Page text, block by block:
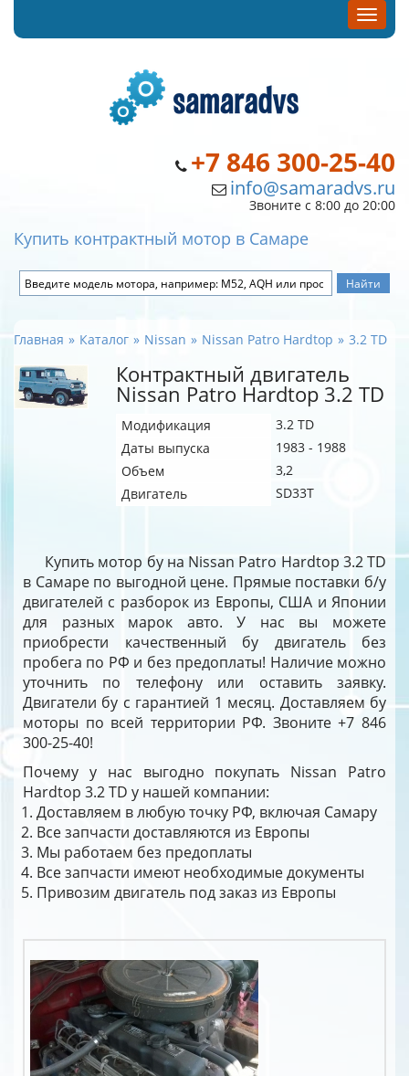
+7 846 300-25-40
info@samaradvs.ru
Звоните с 8:00 до 20:00
Купить контрактный мотор в Самаре
Главная Каталог Nissan Nissan Patro Hardtop 3.2 TD
Контрактный двигатель
Nissan Patro Hardtop 3.2 TD
Модификация
3.2 TD
Даты выпуска
1983 - 1988
Объем
3,2
Двигатель
SD33T
Купить мотор бу на Nissan Patro Hardtop 3.2 TD
в Самаре по выгодной цене. Прямые поставки б/у
двигателей с разборок из Европы, США и Японии
для разных марок авто. У нас вы можете
приобрести качественный бу двигатель без
пробега по РФ и без предоплаты! Наличие можно
уточнить по телефону или оставить заявку.
Двигатели бу с гарантией 1 месяц. Доставляем бу
моторы по всей территории РФ. Звоните +7 846
300-25-40!
Почему у нас выгодно покупать Nissan Patro
Hardtop 3.2 TD у нашей компании:
Доставляем в любую точку РФ, включая Самару
Все запчасти доставляются из Европы
Мы работаем без предоплаты
Все запчасти имеют необходимые документы
Привозим двигатель под заказ из Европы